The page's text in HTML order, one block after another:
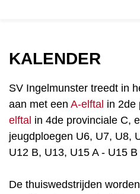
KALENDER
SV Ingelmunster treedt in
aan met een A-elftal in 2de
elftal in 4de provinciale C,
jeugdploegen U6, U7, U8,
U12 B, U13, U15 A - U15
De thuiswedstrijden